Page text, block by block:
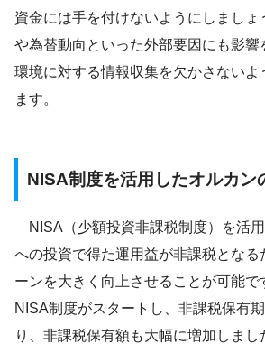
資金には手を付けないようにしましょ
や為替動向といった外部要因にも影響
環境に対する情報収集を欠かさないよ
ます。
NISA制度を活用したオルカン
NISA（少額投資非課税制度）を活
への投資で得た運用益が非課税となる
ーンを大きく向上させることが可能
NISA制度がスタートし、非課税保有
り、非課税保有額も大幅に増加しまし